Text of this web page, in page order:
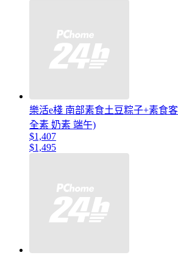
樂活e棧 南部素食土豆粽子+素食
全素 奶素 端午)
$1,407
$1,495